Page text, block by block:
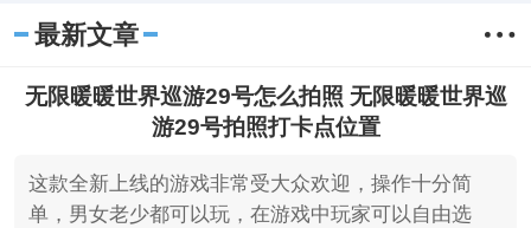
最新文章
无限暖暖世界巡游29号怎么拍照 无限暖暖世界巡
游29号拍照打卡点位置
这款全新上线的游戏非常受大众欢迎，操作十分简
单，男女老少都可以玩，在游戏中玩家可以自由选